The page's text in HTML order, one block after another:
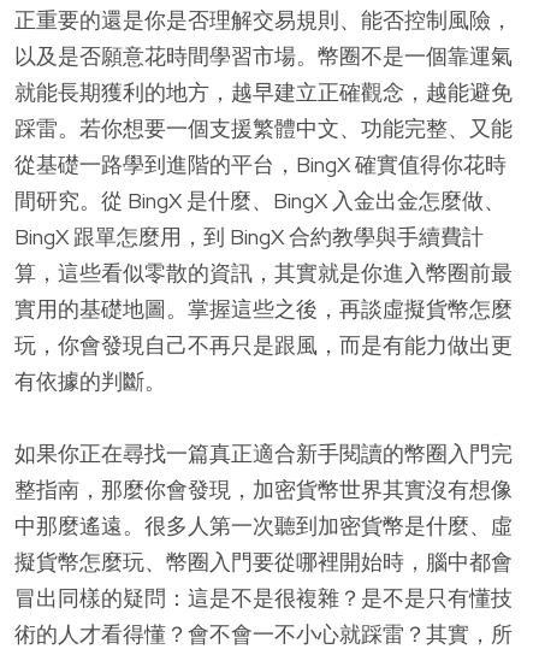
正重要的還是你是否理解交易規則、能否控制風險，
以及是否願意花時間學習市場。幣圈不是一個靠運氣
就能長期獲利的地方，越早建立正確觀念，越能避免
踩雷。若你想要一個支援繁體中文、功能完整、又能
從基礎一路學到進階的平台，BingX 確實值得你花時
間研究。從 BingX 是什麼、BingX 入金出金怎麼做、
BingX 跟單怎麼用，到 BingX 合約教學與手續費計
算，這些看似零散的資訊，其實就是你進入幣圈前最
實用的基礎地圖。掌握這些之後，再談虛擬貨幣怎麼
玩，你會發現自己不再只是跟風，而是有能力做出更
有依據的判斷。
如果你正在尋找一篇真正適合新手閱讀的幣圈入門完
整指南，那麼你會發現，加密貨幣世界其實沒有想像
中那麼遙遠。很多人第一次聽到加密貨幣是什麼、虛
擬貨幣怎麼玩、幣圈入門要從哪裡開始時，腦中都會
冒出同樣的疑問：這是不是很複雜？是不是只有懂技
術的人才看得懂？會不會一不小心就踩雷？其實，所